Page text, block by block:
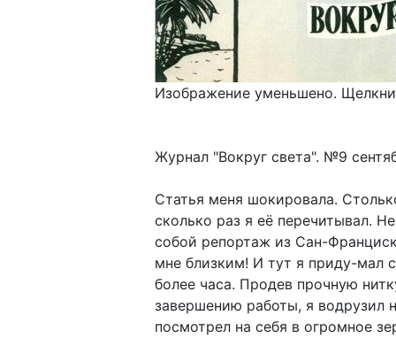
Изображение уменьшено.
Журнал "Вокруг света". №9
Статья меня шокировала.
сколько раз я её перечитывал.
собой репортаж из Сан-
мне близким! И тут я приду-мал
более часа. Продев прочную
завершению работы, я водрузил
посмотрел на себя в огромное